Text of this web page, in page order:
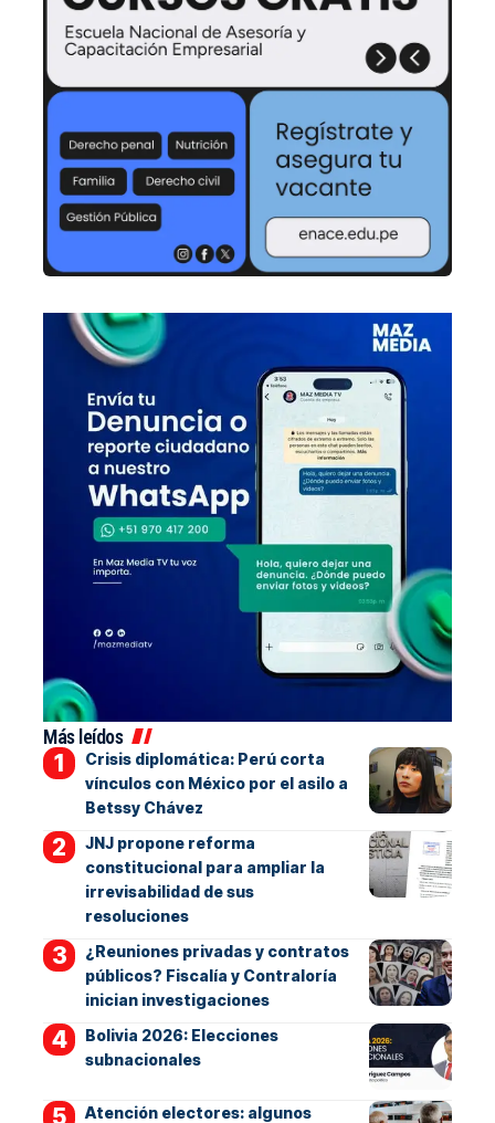
Más leídos
Crisis diplomática: Perú corta
vínculos con México por el asilo a
Betssy Chávez
JNJ propone reforma
constitucional para ampliar la
irrevisabilidad de sus
resoluciones
¿Reuniones privadas y contratos
públicos? Fiscalía y Contraloría
inician investigaciones
Bolivia 2026: Elecciones
subnacionales
Atención electores: algunos